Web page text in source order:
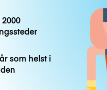
som helst i